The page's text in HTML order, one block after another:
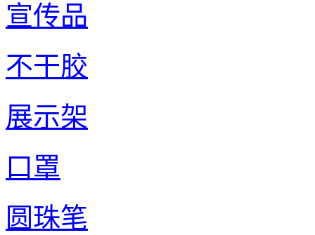
宣传品
不干胶
展示架
口罩
圆珠笔